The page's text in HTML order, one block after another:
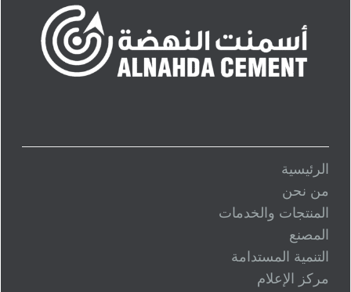
الرئيسية
من نحن
المنتجات والخدمات
المصنع
التنمية المستدامة
مركز الإعلام